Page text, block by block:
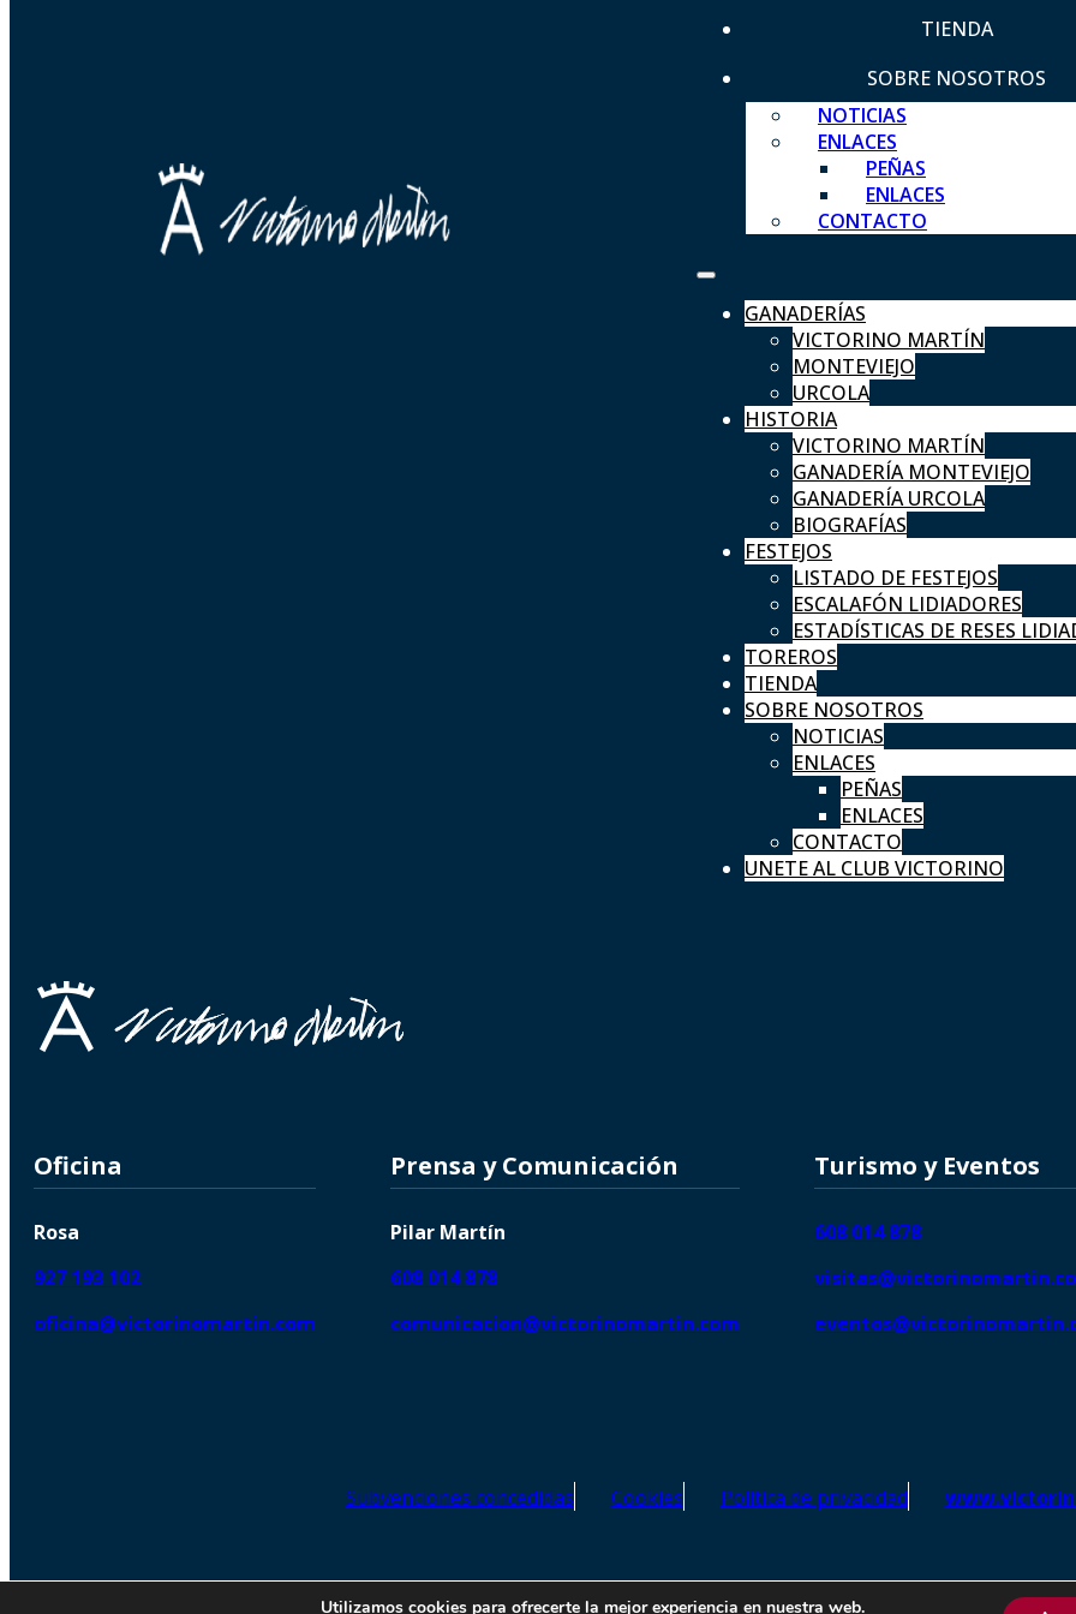
TIENDA
SOBRE NOSOTROS
NOTICIAS
ENLACES
PEÑAS
ENLACES
CONTACTO
GANADERÍAS
VICTORINO MARTÍN
MONTEVIEJO
URCOLA
HISTORIA
VICTORINO MARTÍN
GANADERÍA MONTEVIEJO
GANADERÍA URCOLA
BIOGRAFÍAS
FESTEJOS
LISTADO DE FESTEJOS
ESCALAFÓN LIDIADORES
ESTADÍSTICAS DE RESES
TOREROS
TIENDA
SOBRE NOSOTROS
NOTICIAS
ENLACES
PEÑAS
ENLACES
CONTACTO
UNETE AL CLUB VICTORINO
Oficina
Rosa
927 193 102
oficina@victorinomartin.com
Prensa y Comunicación
Pilar Martín
608 014 878
comunicacion@victorinomartin.com
Turismo y Eventos
608 014 878
Subvenciones concedidas Cookies Política de privacidad
© 2026 Copyright © | Victorino Martín – Todos los derechos reservados | SEO de Agencia
Utilizamos cookies para ofrecerte la mejor experiencia en nuestra web.